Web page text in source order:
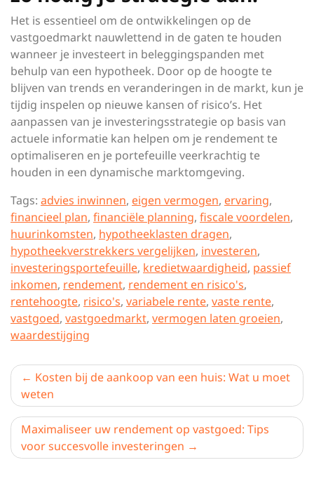
Het is essentieel om de ontwikkelingen op de
vastgoedmarkt nauwlettend in de gaten te houden
wanneer je investeert in beleggingspanden met
behulp van een hypotheek. Door op de hoogte te
blijven van trends en veranderingen in de markt, kun je
tijdig inspelen op nieuwe kansen of risico’s. Het
aanpassen van je investeringsstrategie op basis van
actuele informatie kan helpen om je rendement te
optimaliseren en je portefeuille veerkrachtig te
houden in een dynamische marktomgeving.
Tags: advies inwinnen, eigen vermogen, ervaring,
financieel plan, financiële planning, fiscale voordelen,
huurinkomsten, hypotheeklasten dragen,
hypotheekverstrekkers vergelijken, investeren,
investeringsportefeuille, kredietwaardigheid, passief
inkomen, rendement, rendement en risico's,
rentehoogte, risico's, variabele rente, vaste rente,
vastgoed, vastgoedmarkt, vermogen laten groeien,
waardestijging
Berichtnavigatie
Kosten bij de aankoop van een huis: Wat u moet
weten
Maximaliseer uw rendement op vastgoed: Tips
voor succesvolle investeringen